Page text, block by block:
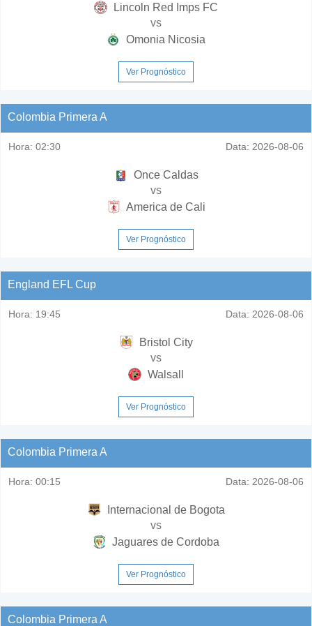
Lincoln Red Imps FC
vs
Omonia Nicosia
Ver Prognóstico
Colombia Primera A
Hora: 02:30 Data: 2026-08-06
Once Caldas
vs
America de Cali
Ver Prognóstico
England EFL Cup
Hora: 19:45 Data: 2026-08-06
Bristol City
vs
Walsall
Ver Prognóstico
Colombia Primera A
Hora: 00:15 Data: 2026-08-06
Internacional de Bogota
vs
Jaguares de Cordoba
Ver Prognóstico
Colombia Primera A